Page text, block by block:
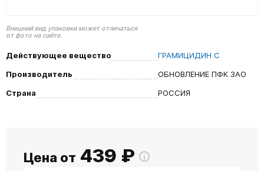
Внешний вид упаковки может отличаться
от фото на сайте.
Действующее вещество
ГРАМИЦИДИН С
Производитель
ОБНОВЛЕНИЕ ПФК ЗАО
Страна
РОССИЯ
Цена от 439 ₽